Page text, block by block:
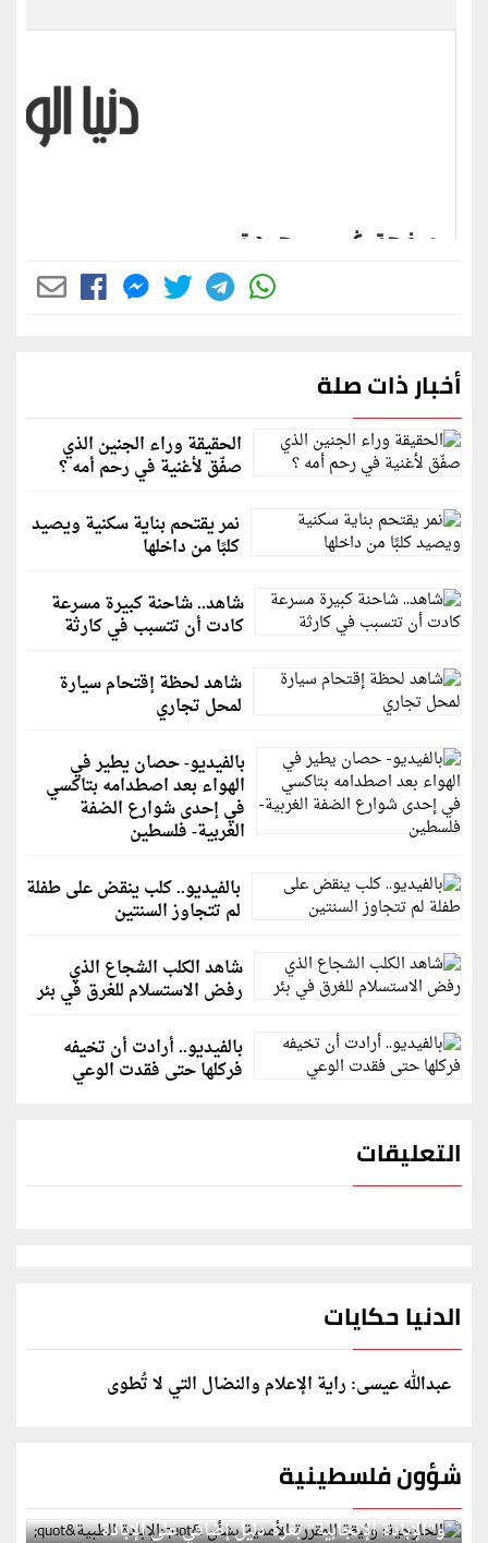
أخبار ذات صلة
الحقيقة وراء الجنين الذي
صفّق لأغنية في رحم أمه ؟
نمر يقتحم بناية سكنية ويصيد
كلبًا من داخلها
شاهد.. شاحنة كبيرة مسرعة
كادت أن تتسبب في كارثة
شاهد لحظة إقتحام سيارة
لمحل تجاري
بالفيديو- حصان يطير في
الهواء بعد اصطدامه بتاكسي
في إحدى شوارع الضفة
الغربية- فلسطين
بالفيديو.. كلب ينقض على طفلة
لم تتجاوز السنتين
شاهد الكلب الشجاع الذي
رفض الاستسلام للغرق في بئر
بالفيديو.. أرادت أن تخيفه
فركلها حتى فقدت الوعي
التعليقات
الدنيا حكايات
عبدالله عيسى: راية الإعلام والنضال التي لا تُطوى
شؤون فلسطينية
الخارجية: وثيقة المقررة الأممية بشأن "الإبادة الطبية"
و"الإبادة الإنجابية" بغزة دليل إضافي على الإبادة